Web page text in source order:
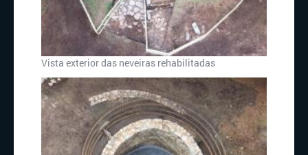
Vista exterior das neveiras rehabilitadas